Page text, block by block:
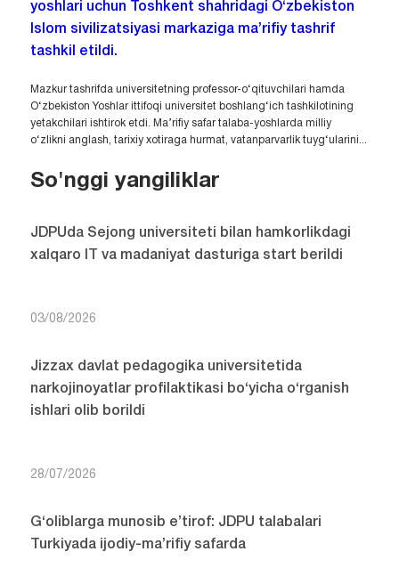
yoshlari uchun Toshkent shahridagi O‘zbekiston
Islom sivilizatsiyasi markaziga ma’rifiy tashrif
tashkil etildi.
Mazkur tashrifda universitetning professor-o‘qituvchilari hamda
O‘zbekiston Yoshlar ittifoqi universitet boshlang‘ich tashkilotining
yetakchilari ishtirok etdi. Ma’rifiy safar talaba-yoshlarda milliy
o‘zlikni anglash, tarixiy xotiraga hurmat, vatanparvarlik tuyg‘ularini...
So'nggi yangiliklar
JDPUda Sejong universiteti bilan hamkorlikdagi
xalqaro IT va madaniyat dasturiga start berildi
03/08/2026
Jizzax davlat pedagogika universitetida
narkojinoyatlar profilaktikasi bo‘yicha o‘rganish
ishlari olib borildi
28/07/2026
G‘oliblarga munosib e’tirof: JDPU talabalari
Turkiyada ijodiy-ma’rifiy safarda